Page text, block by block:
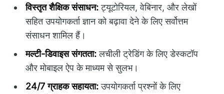
विस्तृत शैक्षिक संसाधन:ट्यूटोरियल, वेबिनार, और लेखों
सहित उपयोगकर्ता ज्ञान को बढ़ावा देने के लिए सर्वोत्तम
संसाधन शामिल हैं।
मल्टी-डिवाइस संगतता:लचीली ट्रेडिंग के लिए डेस्कटॉप
और मोबाइल ऐप के माध्यम से सुलभ।
24/7 ग्राहक सहायता:उपयोगकर्ता प्रश्नों के लिए